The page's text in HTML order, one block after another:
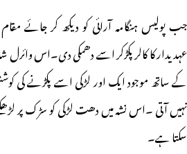
جب پولیس ہنگامہ آرائی کو دیکھ کر جائے
عہدیدار کا کالر پکڑکر اسے دھمکی دی۔اس وائرل
کے ساتھ موجود ایک اور لڑکی اسے پکڑنے کی
نہیں آتی ۔اس نشہ میں دھت لڑکی کو سڑک پر
سکتا ہے۔